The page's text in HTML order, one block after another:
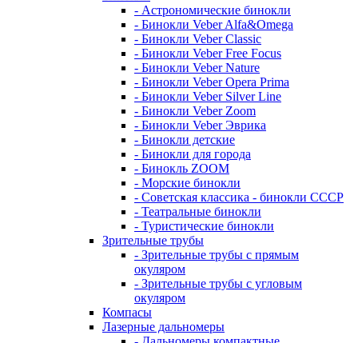
- Астрономические бинокли
- Бинокли Veber Alfa&Omega
- Бинокли Veber Classic
- Бинокли Veber Free Focus
- Бинокли Veber Nature
- Бинокли Veber Opera Prima
- Бинокли Veber Silver Line
- Бинокли Veber Zoom
- Бинокли Veber Эврика
- Бинокли детские
- Бинокли для города
- Бинокль ZOOM
- Морские бинокли
- Советская классика - бинокли СССР
- Театральные бинокли
- Туристические бинокли
Зрительные трубы
- Зрительные трубы с прямым
окуляром
- Зрительные трубы с угловым
окуляром
Компасы
Лазерные дальномеры